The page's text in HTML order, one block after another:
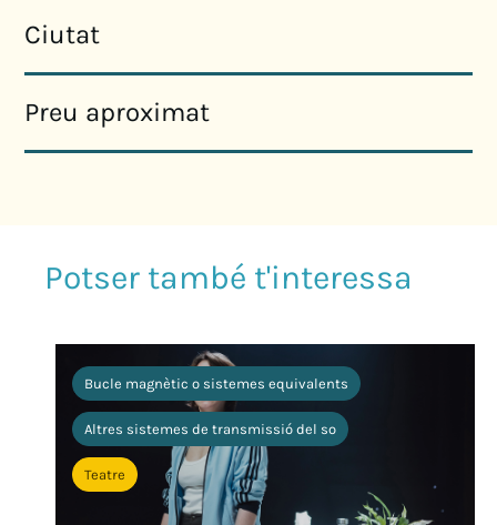
Ciutat
Preu aproximat
Bucle magnètic o sistemes equivalents
Altres sistemes de transmissió del so
Teatre